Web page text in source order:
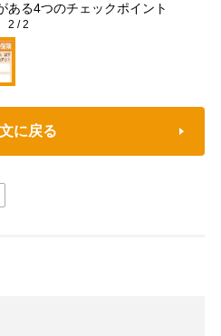
ある4つのチェックポイント
2 /2
に戻る